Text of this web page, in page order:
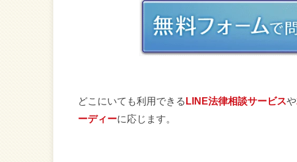
どこにいても利用できるLINE法律相談サービスや
ーディーに応じます。